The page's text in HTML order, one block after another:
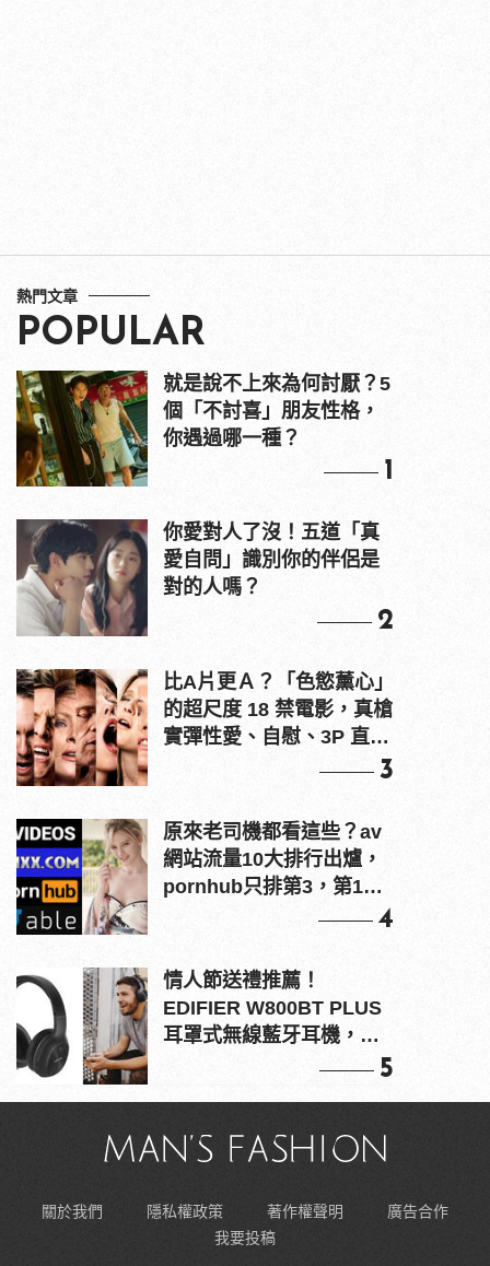
熱門文章
POPULAR
就是說不上來為何討厭？5
個「不討喜」朋友性格，
你遇過哪一種？
1
你愛對人了沒！五道「真
愛自問」識別你的伴侶是
對的人嗎？
2
比A片更Ａ？「色慾薰心」
的超尺度 18 禁電影，真槍
實彈性愛、自慰、3P 直接
3
原來老司機都看這些？av
網站流量10大排行出爐，
pornhub只排第3，第1名
4
情人節送禮推薦！
EDIFIER W800BT PLUS
耳罩式無線藍牙耳機，在
5
關於我們 隱私權政策 著作權聲明
廣告合作
我要投稿